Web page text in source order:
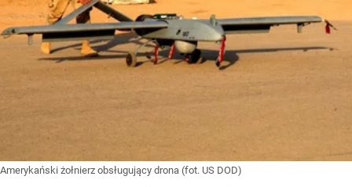
Amerykański żołnierz obsługujący drona (fot. US DOD)